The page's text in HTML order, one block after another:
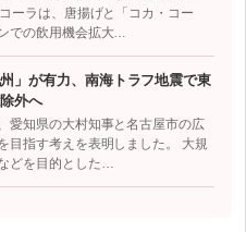
ーラは、唐揚げと「コカ・コー
での飲用機会拡大…
」が有力、南海トラフ地震で東
外へ
愛知県の大村知事と名古屋市の広
目指す考えを表明しました。 大規
どを目的とした…